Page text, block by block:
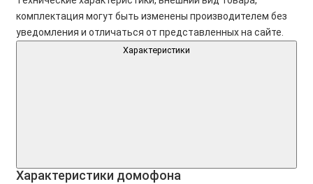
комплектация могут быть изменены производителем без
уведомления и отличаться от представленных на сайте.
Характеристики
Характеристики домофона